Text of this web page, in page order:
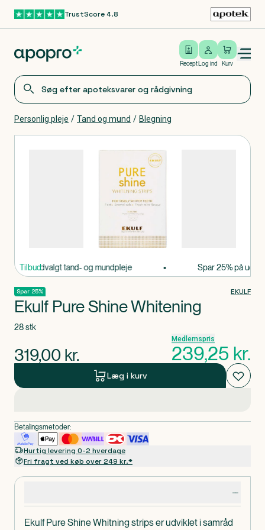
Gå til hovedindholdTrustScore 4.8
Recept
Log ind
Log ind Kurv
Open/close menu
Personlig pleje / Tand og mund / Blegning
Tilbud
25% på udvalgt tand- og mundpleje Spar 25% på
Ekulf Pure Shine Whitning strips er udviklet i samråd
Spar 25% EKULF
Ekulf Pure Shine Whitening
28 stk
319,00 kr.
Medlemspris
239,25 kr.
Læg i kurv
Betalingsmetoder:
Hurtig levering 0-2 hverdage
Fri fragt ved køb over 249 kr.*